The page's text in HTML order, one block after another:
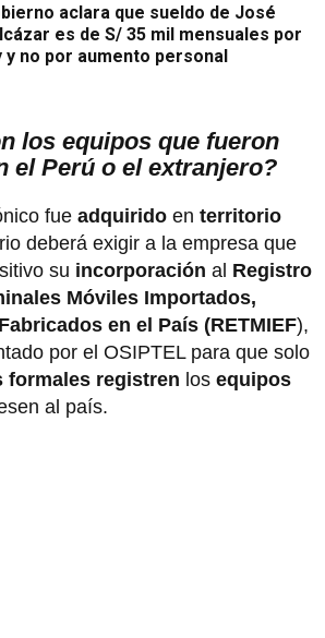
aclara que sueldo de José
es de S/ 35 mil mensuales por
y no por aumento personal
los equipos que fueron
el Perú o el extranjero?
fue adquirido en territorio
deberá exigir a la empresa que
su incorporación al Registro
Móviles Importados,
en el País (RETMIEF),
por el OSIPTEL para que solo
formales registren los equipos
al país.